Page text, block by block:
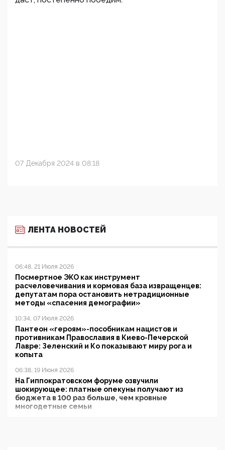
07 Декабря 2024 в 08:18
ЛЕНТА НОВОСТЕЙ
06:48, 21 Июля 2026
Посмертное ЭКО как инструмент
расчеловечивания и кормовая база извращенцев:
депутатам пора остановить нетрадиционные
методы «спасения демографии»
10:34, 07 Июля 2026
Пантеон «героям»-пособникам нацистов и
противникам Православия в Киево-Печерской
Лавре: Зеленский и Ко показывают миру рога и
копыта
06:38, 19 Июня 2026
На Гиппократовском форуме озвучили
шокирующее: платные опекуны получают из
бюджета в 100 раз больше, чем кровные
многодетные семьи